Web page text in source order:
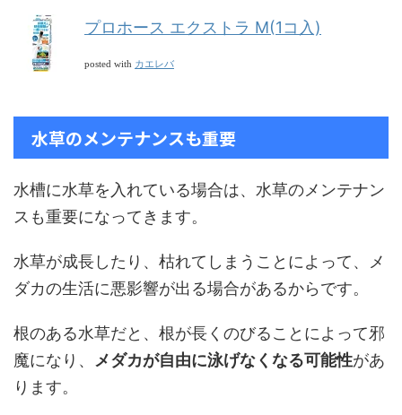
プロホース エクストラ M(1コ入)
posted with カエレバ
水草のメンテナンスも重要
水槽に水草を入れている場合は、水草のメンテナン
スも重要になってきます。
水草が成長したり、枯れてしまうことによって、メ
ダカの生活に悪影響が出る場合があるからです。
根のある水草だと、根が長くのびることによって邪
魔になり、 メダカが自由に泳げなくなる可能性があ
ります。